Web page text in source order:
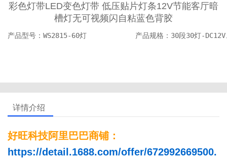
彩色灯带LED变色灯带 低压贴片灯条12V节能客厅暗
槽灯无可视频闪自粘蓝色背胶
产品型号：WS2815-60灯            产品规格：30段30灯-DC12V
详情介绍
好旺科技阿里巴巴商铺：
https://detail.1688.com/offer/672992669500.